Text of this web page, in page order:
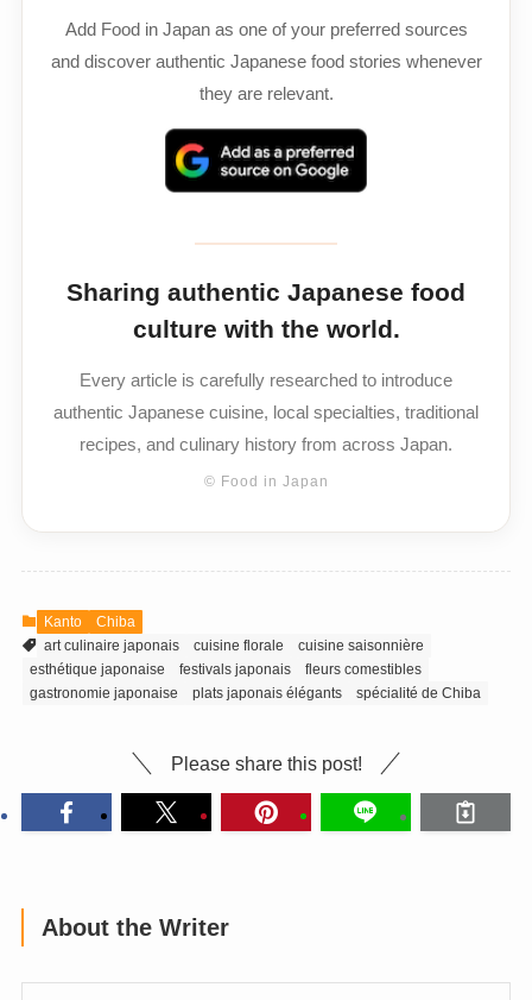
Add Food in Japan as one of your preferred sources
and discover authentic Japanese food stories whenever
they are relevant.
Sharing authentic Japanese food
culture with the world.
Every article is carefully researched to introduce
authentic Japanese cuisine, local specialties, traditional
recipes, and culinary history from across Japan.
© Food in Japan
Kanto
Chiba
art culinaire japonais
cuisine florale
cuisine saisonnière
esthétique japonaise
festivals japonais
fleurs comestibles
gastronomie japonaise
plats japonais élégants spécialité de Chiba
Please share this post!
About the Writer